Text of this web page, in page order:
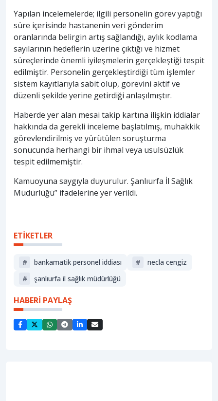
Yapılan incelemelerde; ilgili personelin görev yaptığı
süre içerisinde hastanenin veri gönderim
oranlarında belirgin artış sağlandığı, aylık kodlama
sayılarının hedeflerin üzerine çıktığı ve hizmet
süreçlerinde önemli iyileşmelerin gerçekleştiği tespit
edilmiştir. Personelin gerçekleştirdiği tüm işlemler
sistem kayıtlarıyla sabit olup, görevini aktif ve
düzenli şekilde yerine getirdiği anlaşılmıştır.
Haberde yer alan mesai takip kartına ilişkin iddialar
hakkında da gerekli inceleme başlatılmış, muhakkik
görevlendirilmiş ve yürütülen soruşturma
sonucunda herhangi bir ihmal veya usulsüzlük
tespit edilmemiştir.
Kamuoyuna saygıyla duyurulur. Şanlıurfa İl Sağlık
Müdürlüğü” ifadelerine yer verildi.
ETİKETLER
# bankamatik personel iddiası #
necla cengiz
#
şanlıurfa il sağlık müdürlüğü
HABERİ PAYLAŞ